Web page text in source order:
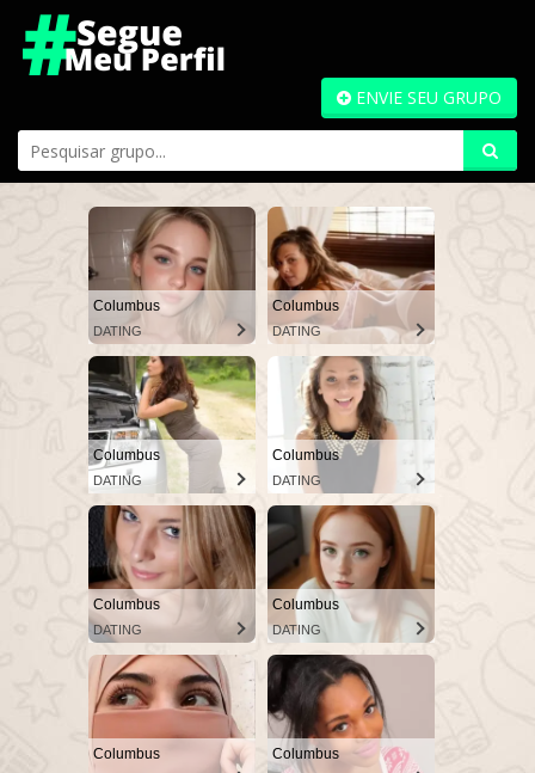
ENVIE SEU GRUPO
Columbus
DATING
Columbus
DATING
Columbus
DATING
Columbus
DATING
Columbus
DATING
Columbus
DATING
Columbus Columbus